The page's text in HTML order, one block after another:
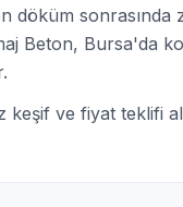
döküm
Beton, Bursa'da
keşif ve fiyat teklifi